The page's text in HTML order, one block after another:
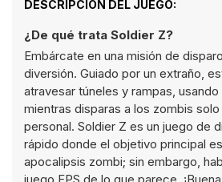
DESCRIPCIÓN DEL JUEGO:
¿De qué trata Soldier Z?
Embárcate en una misión de
diversión. Guiado por un extraño,
atravesar túneles y rampas,
mientras disparas a los zombis
personal. Soldier Z es un juego de
rápido donde el objetivo principal
apocalipsis zombi; sin embargo,